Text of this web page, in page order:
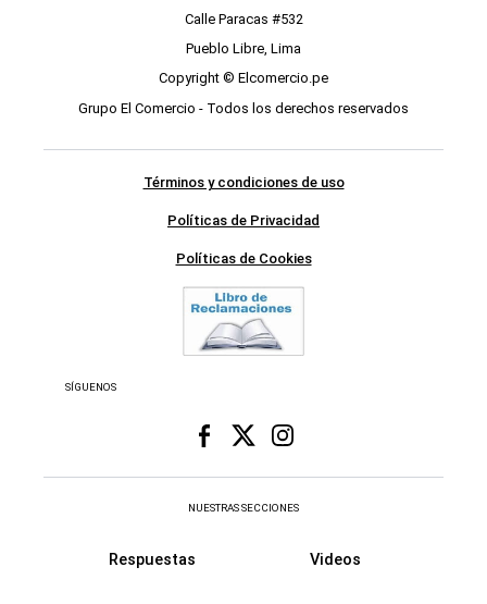
Calle Paracas #532
Pueblo Libre, Lima
Copyright © Elcomercio.pe
Grupo El Comercio - Todos los derechos reservados
Términos y condiciones de uso
Políticas de Privacidad
Políticas de Cookies
SÍGUENOS
NUESTRAS SECCIONES
Respuestas Videos